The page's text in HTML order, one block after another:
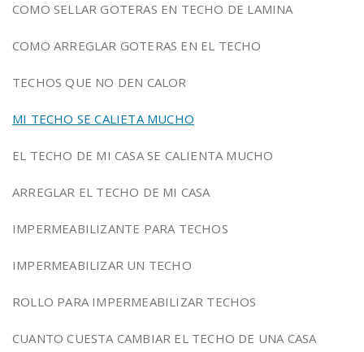
COMO SELLAR GOTERAS EN TECHO DE LAMINA
COMO ARREGLAR GOTERAS EN EL TECHO
TECHOS QUE NO DEN CALOR
MI TECHO SE CALIETA MUCHO
EL TECHO DE MI CASA SE CALIENTA MUCHO
ARREGLAR EL TECHO DE MI CASA
IMPERMEABILIZANTE PARA TECHOS
IMPERMEABILIZAR UN TECHO
ROLLO PARA IMPERMEABILIZAR TECHOS
CUANTO CUESTA CAMBIAR EL TECHO DE UNA CASA